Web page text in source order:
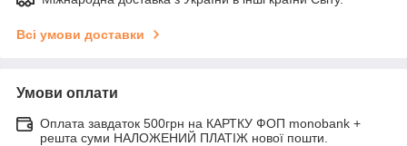
Всі умови доставки
Умови оплати
Оплата завдаток 500грн на КАРТКУ ФОП monobank +
решта суми НАЛОЖЕНИЙ ПЛАТІЖ нової пошти.